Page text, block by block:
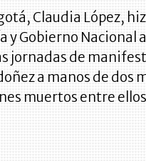
Claudia López,
y Gobierno Nacional
jornadas de
a manos de dos
muertos entre